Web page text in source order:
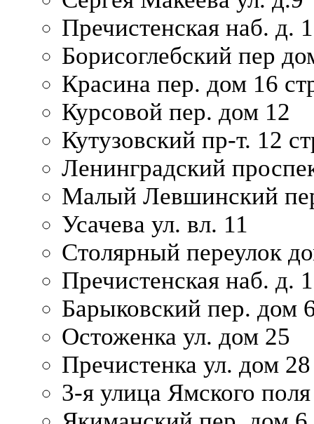
Пречистенская наб. д.
Борисоглебский пер
Красина пер. дом 16
Курсовой пер. дом 12
Кутузовский пр-т. 12
Ленинградский
Малый Левшинский
Усачева ул. вл. 11
Столярный переулок
Пречистенская наб. д.
Барыковский пер. дом
Остоженка ул. дом 25
Пречистенка ул. дом 28
3-я улица Ямского